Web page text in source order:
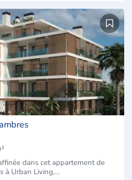
dans cet appartement de
à Urban Living,…